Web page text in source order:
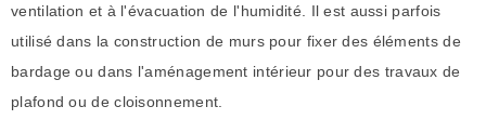
ventilation et à l'évacuation de l'humidité. Il est aussi parfois
utilisé dans la construction de murs pour fixer des éléments de
bardage ou dans l'aménagement intérieur pour des travaux de
plafond ou de cloisonnement.